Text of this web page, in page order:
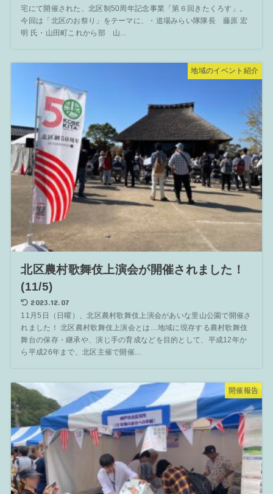
宅にて開催された、北区制50周年記念事業「第６回きたくろす」。
今回は「北区のお祭り」をテーマに、・道場みらい隊隊長 藤原 宏
明 氏・山田町これから部 山...
地域のイベント紹介
北区農村歌舞伎上演会が開催されました！
(11/5)
2023.12.07
11月5日（日曜）、北区農村歌舞伎上演会があいな里山公園で開催さ
れました！ 北区農村歌舞伎上演会とは…地域に現存する農村歌舞伎
舞台の保存・継承や、演じ手の育成などを目的として、平成12年か
ら平成26年まで、北区主催で開催...
開催報告